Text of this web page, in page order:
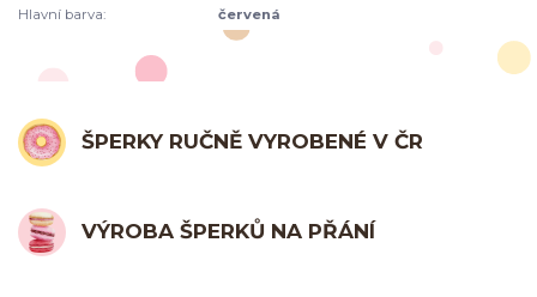
Hlavní barva:
červená
ŠPERKY RUČNĚ VYROBENÉ V ČR
VÝROBA ŠPERKŮ NA PŘÁNÍ